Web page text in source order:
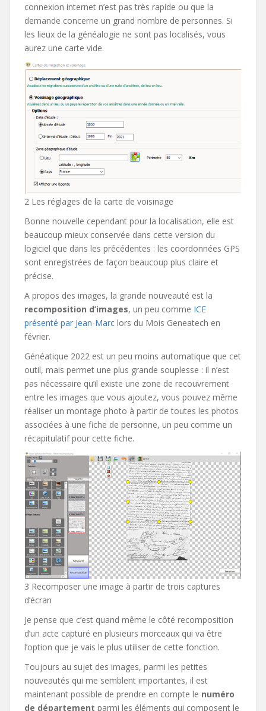
connexion internet n’est pas très rapide ou que la
demande concerne un grand nombre de personnes. Si
les lieux de la généalogie ne sont pas localisés, vous
aurez une carte vide.
2 Les réglages de la carte de voisinage
Bonne nouvelle cependant pour la localisation, elle est
beaucoup mieux conservée dans cette version du
logiciel que dans les précédentes : les coordonnées GPS
sont enregistrées de façon beaucoup plus claire et
précise.
A propos des images, la grande nouveauté est la
recomposition d’images, un peu comme ICE
présenté par Jean-Marc lors du Mois Geneatech en
février.
Généatique 2022 est un peu moins automatique que cet
outil, mais permet une plus grande souplesse : il n’est
pas nécessaire qu’il existe une zone de recouvrement
entre les images que vous ajoutez, vous pouvez même
réaliser un montage photo à partir de toutes les photos
associées à une fiche de personne, un peu comme un
récapitulatif pour cette fiche.
3 Recomposer une image à partir de trois captures
d’écran
Je pense que c’est quand même le côté recomposition
d’un acte capturé en plusieurs morceaux qui va être
l’option que je vais le plus utiliser de cette fonction.
Toujours au sujet des images, parmi les petites
nouveautés qui me semblent importantes, il est
maintenant possible de prendre en compte le numéro
de département parmi les éléments qui composent le